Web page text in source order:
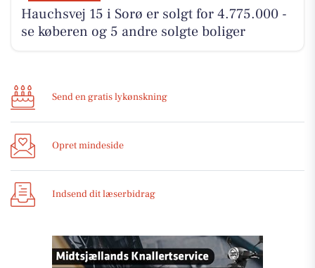
Hauchsvej 15 i Sorø er solgt for 4.775.000 -
se køberen og 5 andre solgte boliger
Send en gratis lykønskning
Opret mindeside
Indsend dit læserbidrag